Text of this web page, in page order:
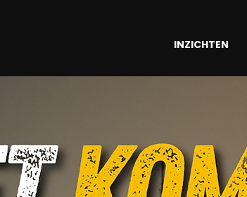
INZICHTEN